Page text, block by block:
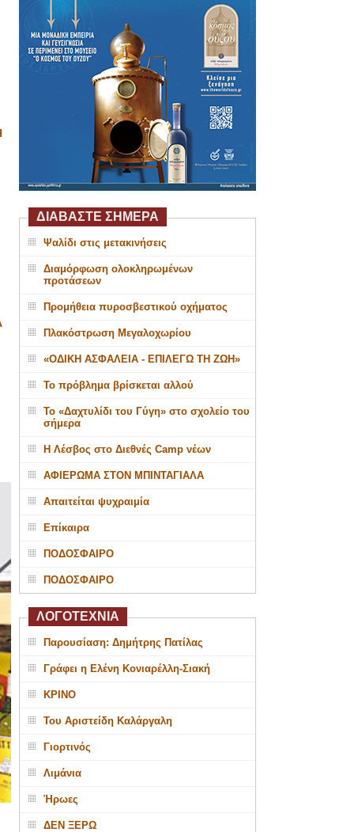
ΔΙΑΒΑΣΤΕ ΣΗΜΕΡΑ
Ψαλίδι στις μετακινήσεις
Διαμόρφωση ολοκληρωμένων
προτάσεων
Προμήθεια πυροσβεστικού οχήματος
Πλακόστρωση Μεγαλοχωρίου
«ΟΔΙΚΗ ΑΣΦΑΛΕΙΑ - ΕΠΙΛΕΓΩ ΤΗ ΖΩΗ»
Το πρόβλημα βρίσκεται αλλού
Το «Δαχτυλίδι του Γύγη» στο σχολείο του
σήμερα
Η Λέσβος στο Διεθνές Camp νέων
ΑΦΙΕΡΩΜΑ ΣΤΟΝ ΜΠΙΝΤΑΓΙΑΛΑ
Απαιτείται ψυχραιμία
Επίκαιρα
ΠΟΔΟΣΦΑΙΡΟ
ΠΟΔΟΣΦΑΙΡΟ
ΛΟΓΟΤΕΧΝΙΑ
Παρουσίαση: Δημήτρης Πατίλας
Γράφει η Ελένη Κονιαρέλλη-Σιακή
ΚΡΙΝΟ
Του Αριστείδη Καλάργαλη
Γιορτινός
Λιμάνια
Ήρωες
ΔΕΝ ΞΕΡΩ